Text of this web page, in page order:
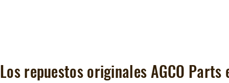
Los repuestos originales AGCO